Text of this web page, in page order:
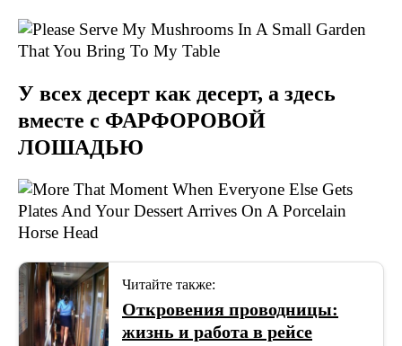
У всех десерт как десерт, а здесь
вместе с ФАРФОРОВОЙ
ЛОШАДЬЮ
Читайте также:
Откровения проводницы:
жизнь и работа в рейсе